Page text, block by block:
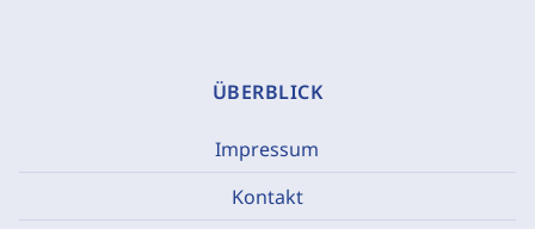
ÜBERBLICK
Impressum
Kontakt